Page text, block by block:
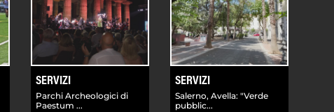
SERVIZI
Parchi Archeologici di
Paestum ...
SERVIZI
Salerno, Avella: "Verde
pubblic...